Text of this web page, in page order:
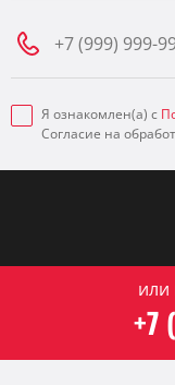
Я ознакомлен(а) с
Согласие на
или
+7